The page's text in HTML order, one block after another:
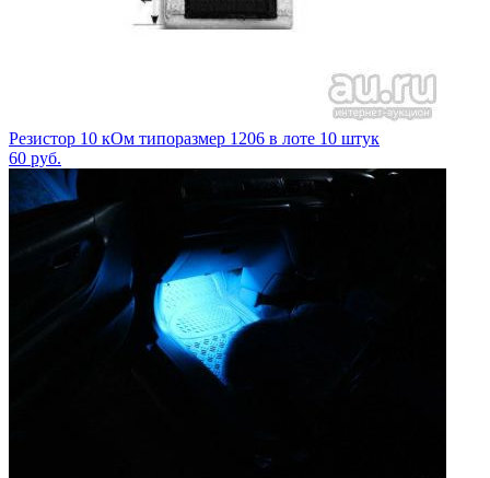
Резистор 10 кОм типоразмер 1206 в лоте 10 штук
60 руб.